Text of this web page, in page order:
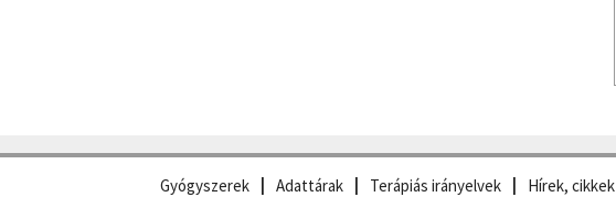
Gyógyszerek Adattárak Terápiás irányelvek
Hírek, cikkek